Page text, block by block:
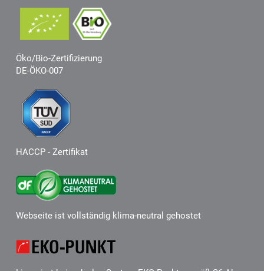
Öko/Bio-Zertifizierung
DE-ÖKO-007
HACCP - Zertifikat
Webseite ist vollständig klima-neutral gehostet